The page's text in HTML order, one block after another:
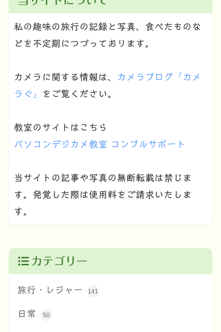
私の趣味の旅行の記録と写真、食べたものな
どを不定期につづっております。
カメラに関する情報は、
カメラブログ「カメ
ラぐ」
をご覧ください。
教室のサイトはこちら
パソコンデジカメ教室 コンプルサポート
当サイトの記事や写真の無断転載は禁じま
す。発覚した際は使用料をご請求いたしま
す。
カテゴリー
旅行・レジャー 141
日常 50